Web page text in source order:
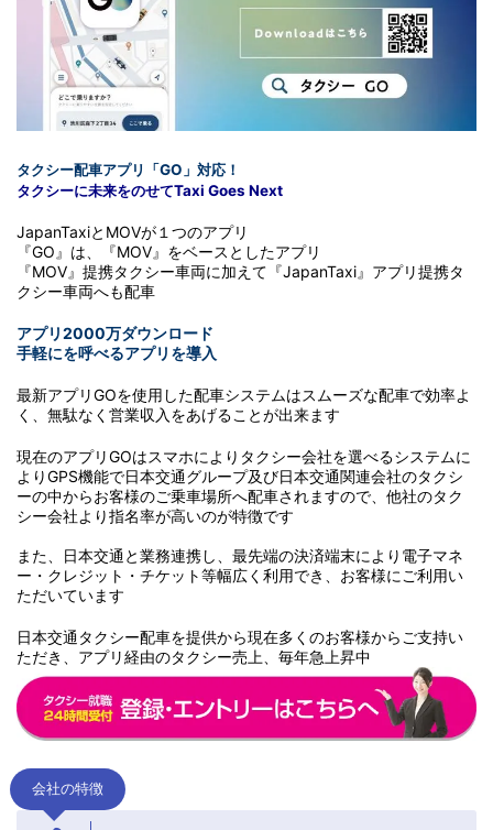
タクシー配車アプリ「GO」対応！
タクシーに未来をのせてTaxi Goes Next
JapanTaxiとMOVが１つのアプリ
『GO』は、『MOV』をベースとしたアプリ
『MOV』提携タクシー車両に加えて『JapanTaxi』アプリ提携タ
クシー車両へも配車
アプリ2000万ダウンロード
手軽にを呼べるアプリを導入
最新アプリGOを使用した配車システムはスムーズな配車で効率よ
く、無駄なく営業収入をあげることが出来ます
現在のアプリGOはスマホによりタクシー会社を選べるシステムに
よりGPS機能で日本交通グループ及び日本交通関連会社のタクシ
ーの中からお客様のご乗車場所へ配車されますので、他社のタク
シー会社より指名率が高いのが特徴です
また、日本交通と業務連携し、最先端の決済端末により電子マネ
ー・クレジット・チケット等幅広く利用でき、お客様にご利用い
ただいています
日本交通タクシー配車を提供から現在多くのお客様からご支持い
ただき、アプリ経由のタクシー売上、毎年急上昇中
会社の特徴